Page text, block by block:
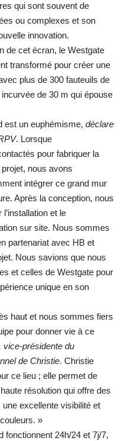
qui sont souvent de
ou complexes et son
innovation.
de cet écran, le Westgate
transformé pour créer une
plus de 300 fauteuils de
de 30 m qui épouse
est un euphémisme, déclare
. Lorsque
pour fabriquer la
nous avons
intégrer ce grand mur
Après la conception, nous
et le
sur site. Nous sommes
partenariat avec HB et
Nous savions que nous
et celles de Westgate pour
unique en son
haut et nous sommes fiers
pour donner vie à ce
présidente du
de Christie. Christie
ce lieu ; elle permet de
résolution qui offre des
excellente visibilité et
»
fonctionnent 24h/24 et 7j/7,